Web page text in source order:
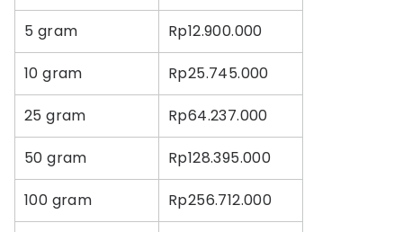
5 gram Rp12.900.000
10 gram Rp25.745.000
25 gram Rp64.237.000
50 gram Rp128.395.000
100 gram Rp256.712.000